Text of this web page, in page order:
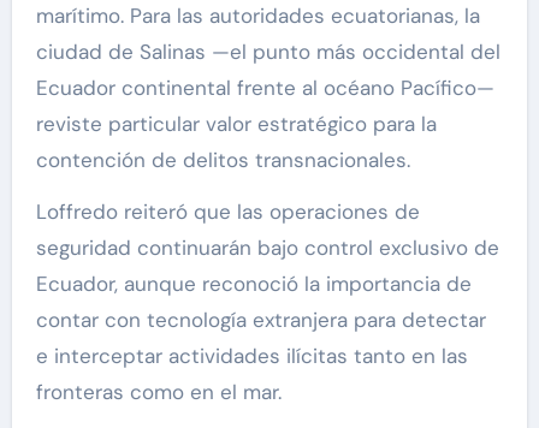
marítimo. Para las autoridades ecuatorianas, la
ciudad de Salinas —el punto más occidental del
Ecuador continental frente al océano Pacífico—
reviste particular valor estratégico para la
contención de delitos transnacionales.
Loffredo reiteró que las operaciones de
seguridad continuarán bajo control exclusivo de
Ecuador, aunque reconoció la importancia de
contar con tecnología extranjera para detectar
e interceptar actividades ilícitas tanto en las
fronteras como en el mar.